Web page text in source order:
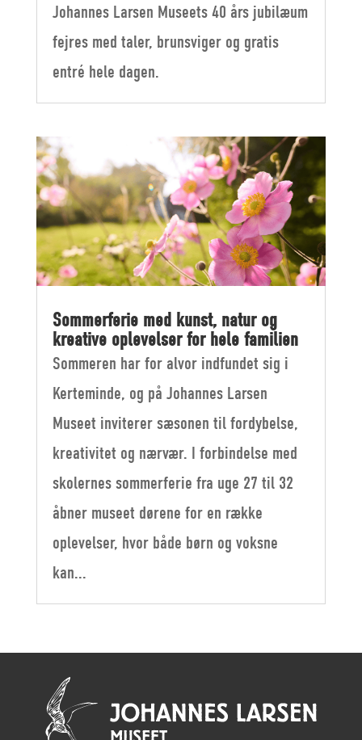
Johannes Larsen Museets 40 års jubilæum
fejres med taler, brunsviger og gratis
entré hele dagen.
Sommerferie med kunst, natur og
kreative oplevelser for hele familien
Sommeren har for alvor indfundet sig i
Kerteminde, og på Johannes Larsen
Museet inviterer sæsonen til fordybelse,
kreativitet og nærvær. I forbindelse med
skolernes sommerferie fra uge 27 til 32
åbner museet dørene for en række
oplevelser, hvor både børn og voksne
kan...